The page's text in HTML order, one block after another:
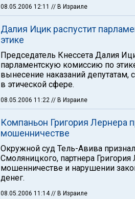
08.05.2006 12:11 // В Израиле
Далия Ицик распустит
этике
Председатель Кнессета Далия
парламентскую комиссию по
вынесение наказаний
в этической сфере.
08.05.2006 11:22 // В Израиле
Компаньон Григория Лернера
мошенничестве
Окружной суд Тель-Авива
Смоляницкого, партнера
мошенничестве и нарушении
денег.
08.05.2006 11:14// В Израиле